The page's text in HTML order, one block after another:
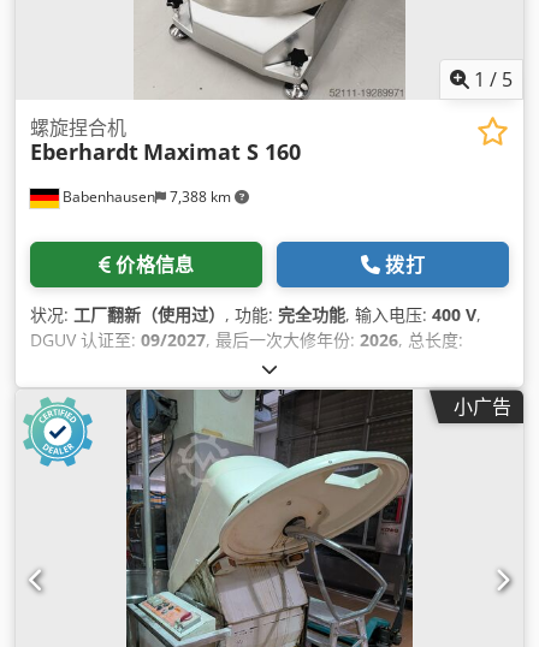
1 / 5
Babenhausen 7,388 km
螺旋捏合机
Eberhardt Maximat S 160
价格信息 拨打
状况: 工厂翻新（使用过） , 功能: 完全功能, 输入电压: 400 V,
DGUV 认证至: 09/2027, 最后一次大修年份: 2026, 总长度:
1,000 毫米, 总高度:
50 赫兹, 总重量:400 千克, 输入电流类型:三相, 功率:8.5 千瓦
(11.56 马力)
, 电熔断器: 小广告